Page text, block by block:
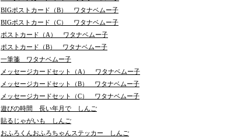
BIGポストカード（B） ワタナベムー子
BIGポストカード（C） ワタナベムー子
ポストカード（A） ワタナベムー子
ポストカード（B） ワタナベムー子
一筆箋 ワタナベムー子
メッセージカードセット（A） ワタナベムー子
メッセージカードセット（B） ワタナベムー子
メッセージカードセット（C） ワタナベムー子
遊びの時間 長い年月で しんご
貼るじゃがいも しんご
おふろくんおふろちゃんステッカー しんご